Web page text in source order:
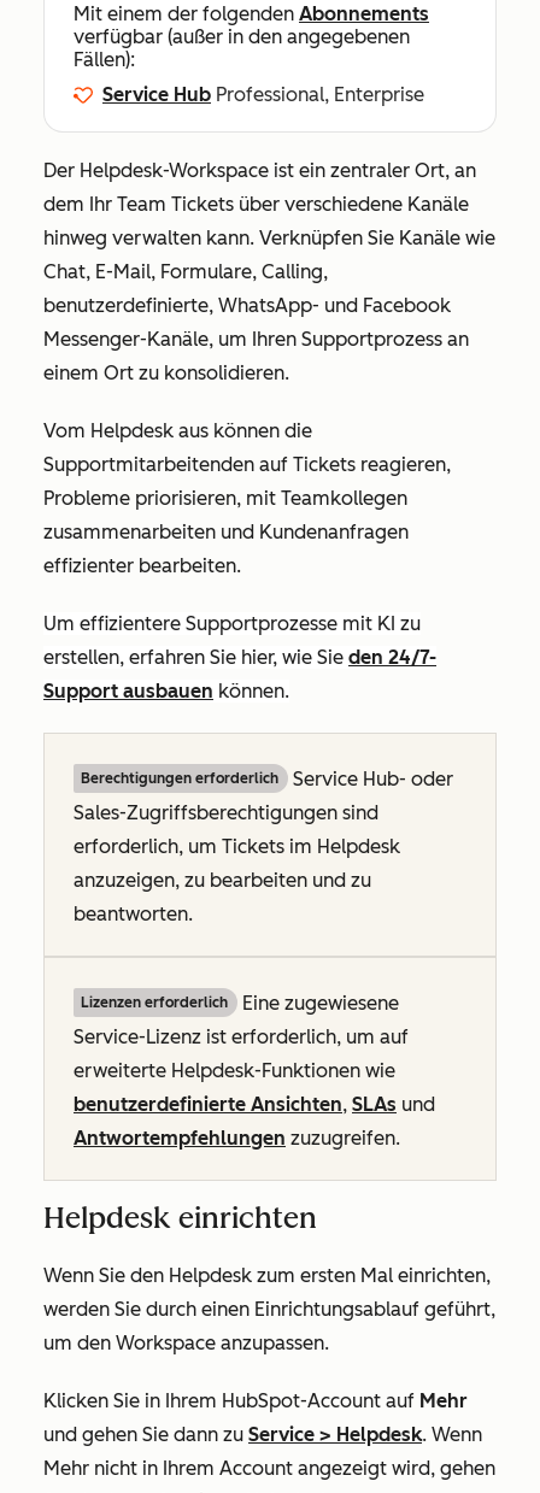
Mit einem der folgenden Abonnements
verfügbar (außer in den angegebenen
Fällen):
Service Hub Professional, Enterprise
Der Helpdesk-Workspace ist ein zentraler Ort, an
dem Ihr Team Tickets über verschiedene Kanäle
hinweg verwalten kann. Verknüpfen Sie Kanäle wie
Chat, E-Mail, Formulare, Calling,
benutzerdefinierte, WhatsApp- und Facebook
Messenger-Kanäle, um Ihren Supportprozess an
einem Ort zu konsolidieren.
Vom Helpdesk aus können die
Supportmitarbeitenden auf Tickets reagieren,
Probleme priorisieren, mit Teamkollegen
zusammenarbeiten und Kundenanfragen
effizienter bearbeiten.
Um effizientere Supportprozesse mit KI zu
erstellen, erfahren Sie hier, wie Sie den 24/7-
Support ausbauen können.
Berechtigungen erforderlich
Service Hub- oder
Sales-Zugriffsberechtigungen sind
erforderlich, um Tickets im Helpdesk
anzuzeigen, zu bearbeiten und zu
beantworten.
Lizenzen erforderlich
Eine zugewiesene
Service-Lizenz ist erforderlich, um auf
erweiterte Helpdesk-Funktionen wie
benutzerdefinierte Ansichten, SLAs und
Antwortempfehlungen zuzugreifen.
Helpdesk einrichten
Wenn Sie den Helpdesk zum ersten Mal einrichten,
werden Sie durch einen Einrichtungsablauf geführt,
um den Workspace anzupassen.
Klicken Sie in Ihrem HubSpot-Account auf Mehr
und gehen Sie dann zu Service > Helpdesk. Wenn
Mehr nicht in Ihrem Account angezeigt wird, gehen